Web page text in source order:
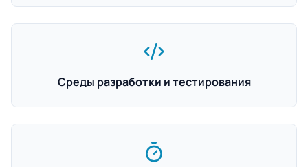
Среды разработки и тестирования